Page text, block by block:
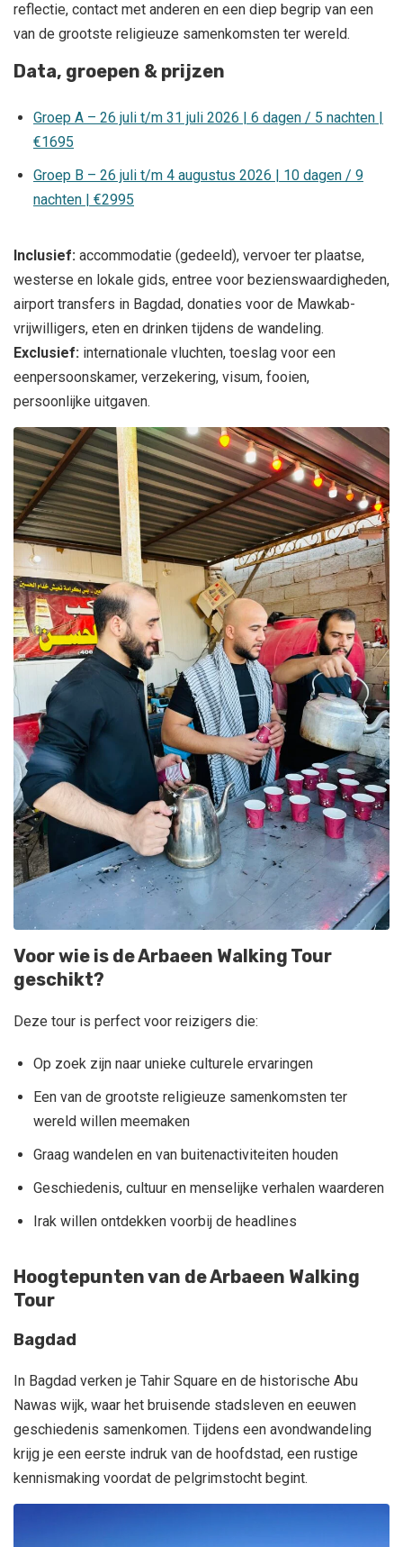
reflectie, contact met anderen en een diep begrip van een
van de grootste religieuze samenkomsten ter wereld.
Data, groepen & prijzen
Groep A – 26 juli t/m 31 juli 2026 | 6 dagen / 5 nachten |
€1695
Groep B – 26 juli t/m 4 augustus 2026 | 10 dagen / 9
nachten | €2995
Inclusief: accommodatie (gedeeld), vervoer ter plaatse,
westerse en lokale gids, entree voor bezienswaardigheden,
airport transfers in Bagdad, donaties voor de Mawkab-
vrijwilligers, eten en drinken tijdens de wandeling.
Exclusief: internationale vluchten, toeslag voor een
eenpersoonskamer, verzekering, visum, fooien,
persoonlijke uitgaven.
Voor wie is de Arbaeen Walking Tour
geschikt?
Deze tour is perfect voor reizigers die:
Op zoek zijn naar unieke culturele ervaringen
Een van de grootste religieuze samenkomsten ter
wereld willen meemaken
Graag wandelen en van buitenactiviteiten houden
Geschiedenis, cultuur en menselijke verhalen waarderen
Irak willen ontdekken voorbij de headlines
Hoogtepunten van de Arbaeen Walking
Tour
Bagdad
In Bagdad verken je Tahir Square en de historische Abu
Nawas wijk, waar het bruisende stadsleven en eeuwen
geschiedenis samenkomen. Tijdens een avondwandeling
krijg je een eerste indruk van de hoofdstad, een rustige
kennismaking voordat de pelgrimstocht begint.